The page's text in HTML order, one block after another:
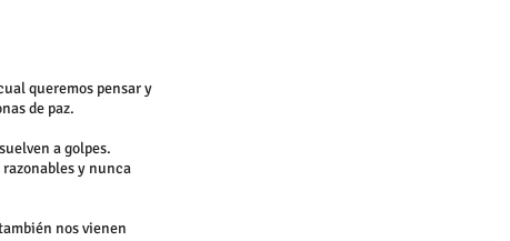
queremos pensar y
de paz.
a golpes.
y nunca
nos vienen